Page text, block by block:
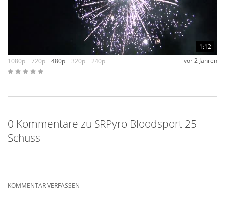
1:12
1080p
720p 480p 320p 240p vor 2 Jahren
0 Kommentare zu SRPyro Bloodsport 25
Schuss
KOMMENTAR VERFASSEN